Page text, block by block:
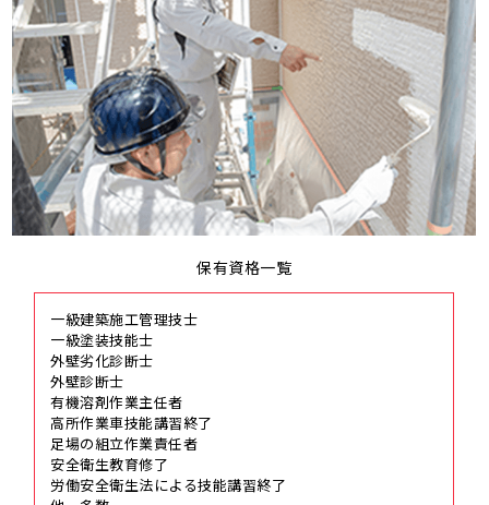
保有資格一覧
一級建築施工管理技士
一級塗装技能士
外壁劣化診断士
外壁診断士
有機溶剤作業主任者
高所作業車技能講習終了
足場の組立作業責任者
安全衛生教育修了
労働安全衛生法による技能講習終了